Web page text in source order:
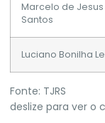
Marcelo de
Santos
Luciano Bonilha
Fonte: TJRS
deslize para ver o